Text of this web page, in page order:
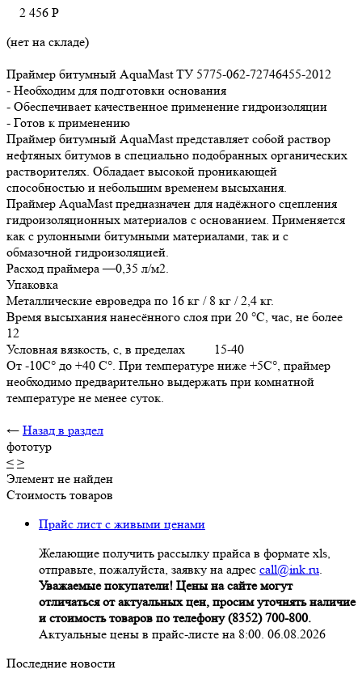
2 456 Р
(нет на складе)
Праймер битумный AquaMast ТУ 5775-062-72746455-2012
- Необходим для подготовки основания
- Обеспечивает качественное применение гидроизоляции
- Готов к применению
Праймер битумный AquaMast представляет собой раствор
нефтяных битумов в специально подобранных органических
растворителях. Обладает высокой проникающей
способностью и небольшим временем высыхания.
Праймер AquaMast предназначен для надёжного сцепления
гидроизоляционных материалов с основанием. Применяется
как с рулонными битумными материалами, так и с
обмазочной гидроизоляцией.
Расход праймера —0,35 л/м2.
Упаковка
Металлические евроведра по 16 кг / 8 кг / 2,4 кг.
Время высыхания нанесённого слоя при 20 °C, час, не более
12
Условная вязкость, с, в пределах 15-40
От -10С° до +40 С°. При температуре ниже +5С°, праймер
необходимо предварительно выдержать при комнатной
температуре не менее суток.
← Назад в раздел
фототур
< >
Элемент не найден
Стоимость товаров
Прайс лист с живыми ценами
Желающие получить рассылку прайса в формате xls,
отправьте, пожалуйста, заявку на адрес call@ink.ru.
Уважаемые покупатели! Цены на сайте могут
отличаться от актуальных цен, просим уточнять наличие
и стоимость товаров по телефону (8352) 700-800.
Актуальные цены в прайс-листе на 8:00. 06.08.2026
Последние новости